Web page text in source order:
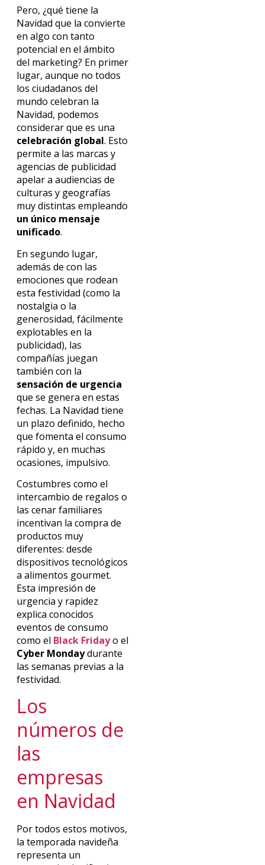
Pero, ¿qué tiene la
Navidad que la convierte
en algo con tanto
potencial en el ámbito
del marketing? En primer
lugar, aunque no todos
los ciudadanos del
mundo celebran la
Navidad, podemos
considerar que es una
celebración global. Esto
permite a las marcas y
agencias de publicidad
apelar a audiencias de
culturas y geografías
muy distintas empleando
un único mensaje
unificado.
En segundo lugar,
además de con las
emociones que rodean
esta festividad (como la
nostalgia o la
generosidad, fácilmente
explotables en la
publicidad), las
compañías juegan
también con la
sensación de urgencia
que se genera en estas
fechas. La Navidad tiene
un plazo definido, hecho
que fomenta el consumo
rápido y, en muchas
ocasiones, impulsivo.
Costumbres como el
intercambio de regalos o
las cenar familiares
incentivan la compra de
productos muy
diferentes: desde
dispositivos tecnológicos
a alimentos gourmet.
Esta impresión de
urgencia y rapidez
explica conocidos
eventos de consumo
como el Black Fridayo el
Cyber Mondaydurante
las semanas previas a la
festividad.
Los
números de
las
empresas
en Navidad
Por todos estos motivos,
la temporada navideña
representa un